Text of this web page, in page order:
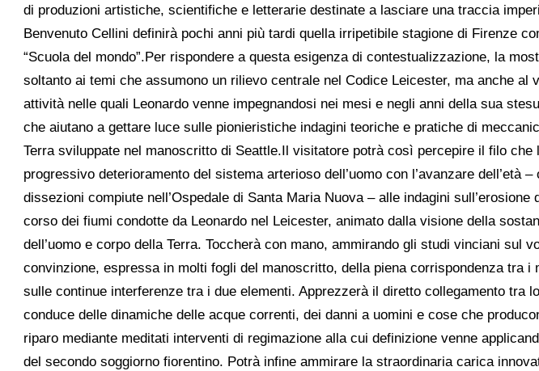
di produzioni artistiche, scientifiche e letterarie destinate a lasciare una traccia
Benvenuto Cellini definirà pochi anni più tardi quella irripetibile stagione di Firenze
“Scuola del mondo”.Per rispondere a questa esigenza di contestualizzazione, la
soltanto ai temi che assumono un rilievo centrale nel Codice Leicester, ma anche al
attività nelle quali Leonardo venne impegnandosi nei mesi e negli anni della sua
che aiutano a gettare luce sulle pionieristiche indagini teoriche e pratiche di
Terra sviluppate nel manoscritto di Seattle.Il visitatore potrà così percepire il filo che
progressivo deterioramento del sistema arterioso dell’uomo con l’avanzare dell’età –
dissezioni compiute nell’Ospedale di Santa Maria Nuova – alle indagini sull’erosione
corso dei fiumi condotte da Leonardo nel Leicester, animato dalla visione della
dell’uomo e corpo della Terra. Toccherà con mano, ammirando gli studi vinciani sul
convinzione, espressa in molti fogli del manoscritto, della piena corrispondenza tra i
sulle continue interferenze tra i due elementi. Apprezzerà il diretto collegamento tra
conduce delle dinamiche delle acque correnti, dei danni a uomini e cose che
riparo mediante meditati interventi di regimazione alla cui definizione venne
del secondo soggiorno fiorentino. Potrà infine ammirare la straordinaria carica